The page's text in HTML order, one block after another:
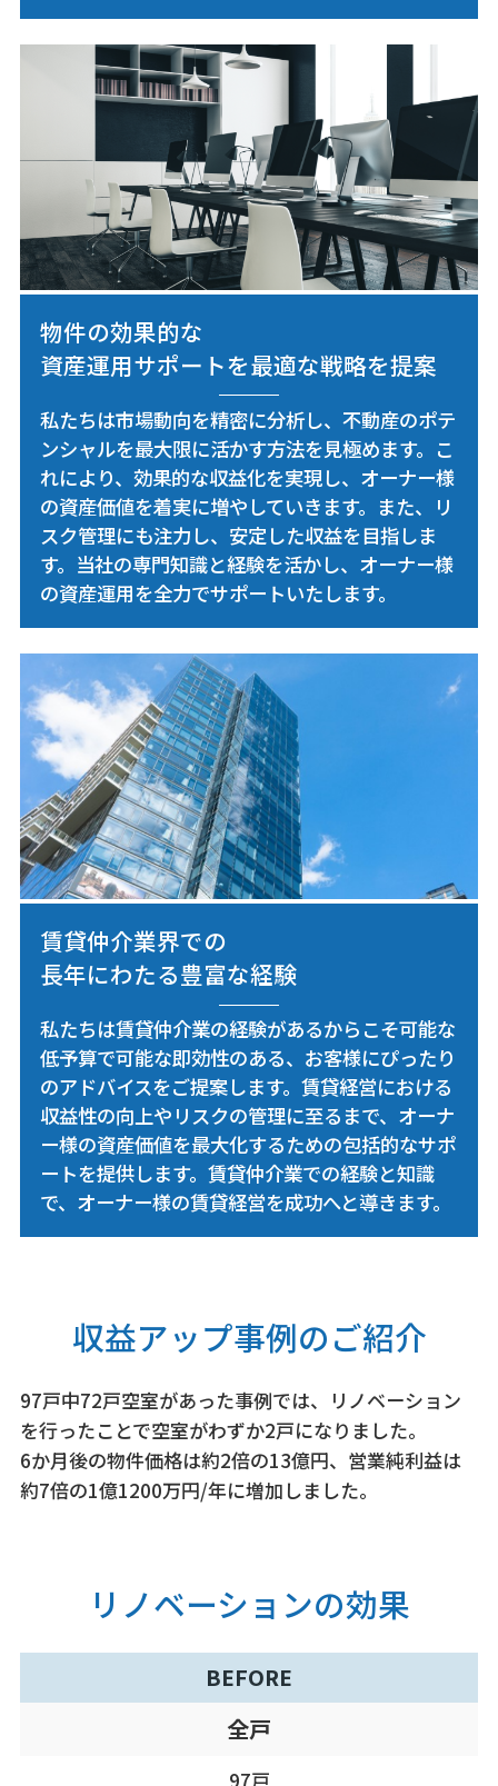
物件の効果的な
資産運用サポートを最適な戦略を提案
私たちは市場動向を精密に分析し、不動産のポテ
ンシャルを最大限に活かす方法を見極めます。こ
れにより、効果的な収益化を実現し、オーナー様
の資産価値を着実に増やしていきます。また、リ
スク管理にも注力し、安定した収益を目指しま
す。当社の専門知識と経験を活かし、オーナー様
の資産運用を全力でサポートいたします。
賃貸仲介業界での
長年にわたる豊富な経験
私たちは賃貸仲介業の経験があるからこそ可能な
低予算で可能な即効性のある、お客様にぴったり
のアドバイスをご提案します。賃貸経営における
収益性の向上やリスクの管理に至るまで、オーナ
ー様の資産価値を最大化するための包括的なサポ
ートを提供します。賃貸仲介業での経験と知識
で、オーナー様の賃貸経営を成功へと導きます。
収益アップ事例のご紹介
97戸中72戸空室があった事例では、リノベーション
を行ったことで空室がわずか2戸になりました。
6か月後の物件価格は約2倍の13億円、営業純利益は
約7倍の1億1200万円/年に増加しました。
リノベーションの効果
BEFORE
全戸
97戸